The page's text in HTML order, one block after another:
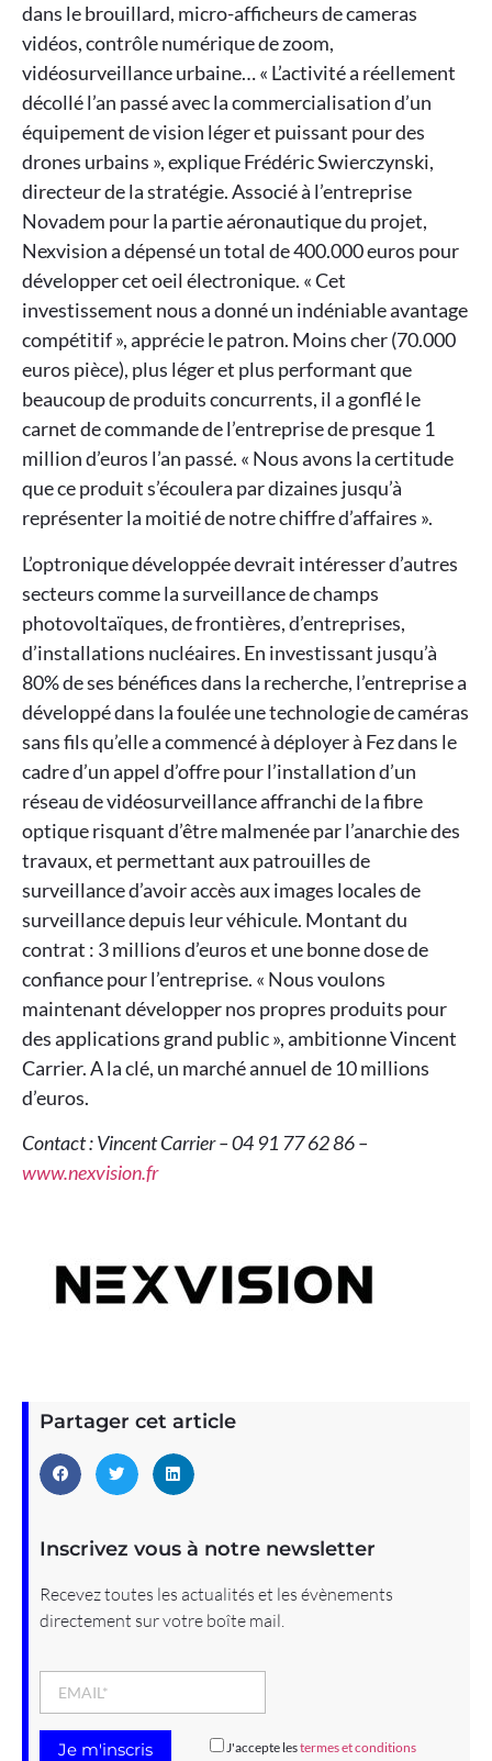
dans le brouillard, micro-afficheurs de cameras
vidéos, contrôle numérique de zoom,
vidéosurveillance urbaine… « L’activité a réellement
décollé l’an passé avec la commercialisation d’un
équipement de vision léger et puissant pour des
drones urbains », explique Frédéric Swierczynski,
directeur de la stratégie. Associé à l’entreprise
Novadem pour la partie aéronautique du projet,
Nexvision a dépensé un total de 400.000 euros pour
développer cet oeil électronique. « Cet
investissement nous a donné un indéniable avantage
compétitif », apprécie le patron. Moins cher (70.000
euros pièce), plus léger et plus performant que
beaucoup de produits concurrents, il a gonflé le
carnet de commande de l’entreprise de presque 1
million d’euros l’an passé. « Nous avons la certitude
que ce produit s’écoulera par dizaines jusqu’à
représenter la moitié de notre chiffre d’affaires ».
L’optronique développée devrait intéresser d’autres
secteurs comme la surveillance de champs
photovoltaïques, de frontières, d’entreprises,
d’installations nucléaires. En investissant jusqu’à
80% de ses bénéfices dans la recherche, l’entreprise a
développé dans la foulée une technologie de caméras
sans fils qu’elle a commencé à déployer à Fez dans le
cadre d’un appel d’offre pour l’installation d’un
réseau de vidéosurveillance affranchi de la fibre
optique risquant d’être malmenée par l’anarchie des
travaux, et permettant aux patrouilles de
surveillance d’avoir accès aux images locales de
surveillance depuis leur véhicule. Montant du
contrat : 3 millions d’euros et une bonne dose de
confiance pour l’entreprise. « Nous voulons
maintenant développer nos propres produits pour
des applications grand public », ambitionne Vincent
Carrier. A la clé, un marché annuel de 10 millions
d’euros.
Contact : Vincent Carrier – 04 91 77 62 86 –
www.nexvision.fr
Partager cet article
Inscrivez vous à notre newsletter
Recevez toutes les actualités et les évènements
directement sur votre boîte mail.
J'accepte lestermes et conditions